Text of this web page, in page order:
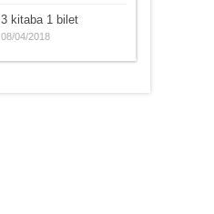
3 kitaba 1 bilet
08/04/2018